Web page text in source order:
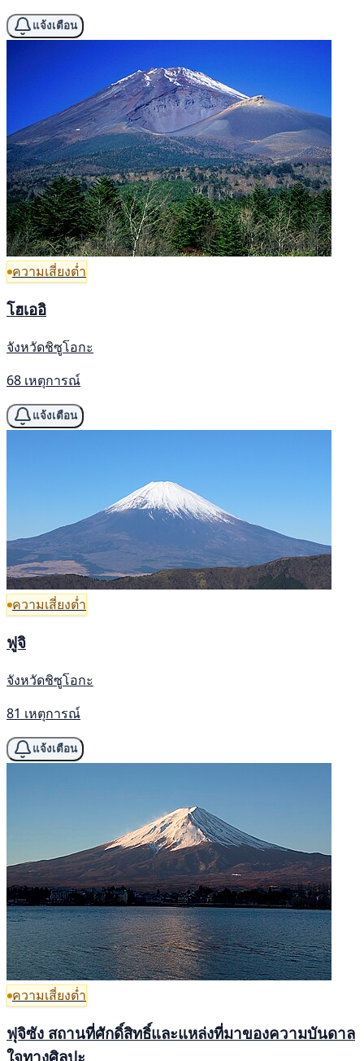
แจ้งเตือน
ความเสี่ยงต่ำ
โฮเออิ
จังหวัดชิซูโอกะ
68 เหตุการณ์
แจ้งเตือน
ความเสี่ยงต่ำ
ฟูจิ
จังหวัดชิซูโอกะ
81 เหตุการณ์
แจ้งเตือน
ความเสี่ยงต่ำ
ฟุจิซัง สถานที่ศักดิ์สิทธิ์และแหล่งที่มาของความบันดาล
ใจทางศิลปะ